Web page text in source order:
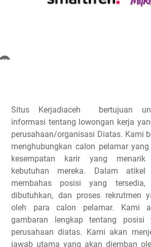
Situs Kerjadiaceh bertujuan
informasi tentang lowongan kerja
perusahaan/organisasi Diatas. Kami
menghubungkan calon pelamar
kesempatan karir yang
kebutuhan mereka. Dalam
membahas posisi yang
dibutuhkan, dan proses rekrutmen
oleh para calon pelamar. Kami
gambaran lengkap tentang posisi
perusahaan diatas. Kami akan
jawab utama yang akan diemban